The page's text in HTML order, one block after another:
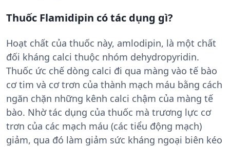
Thuốc Flamidipin có tác dụng gì?
Hoạt chất của thuốc này, amlodipin, là một chất
đối kháng calci thuộc nhóm dehydropyridin.
Thuốc ức chế dòng calci đi qua màng vào tế bào
cơ tim và cơ trơn của thành mạch máu bằng cách
ngăn chặn những kênh calci chậm của màng tế
bào. Nhờ tác dụng của thuốc mà trương lực cơ
trơn của các mạch máu (các tiểu động mạch)
giảm, qua đó làm giảm sức kháng ngoại biên kéo